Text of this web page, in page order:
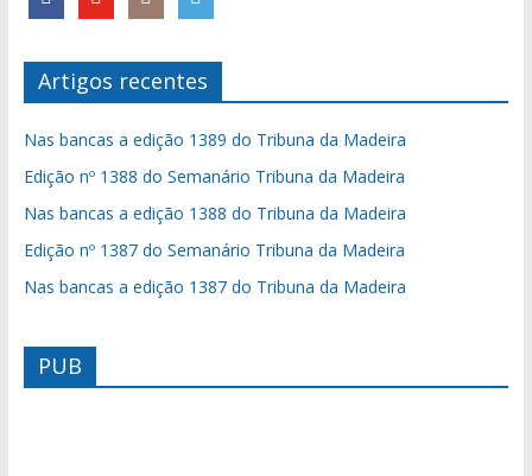
Artigos recentes
Nas bancas a edição 1389 do Tribuna da Madeira
Edição nº 1388 do Semanário Tribuna da Madeira
Nas bancas a edição 1388 do Tribuna da Madeira
Edição nº 1387 do Semanário Tribuna da Madeira
Nas bancas a edição 1387 do Tribuna da Madeira
PUB